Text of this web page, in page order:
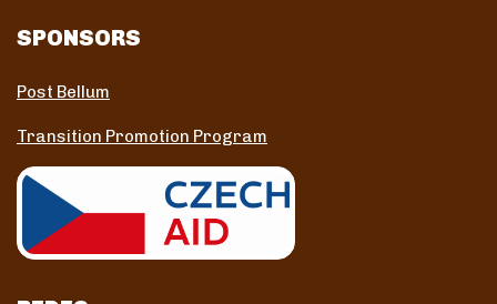
SPONSORS
Post Bellum
Transition Promotion Program